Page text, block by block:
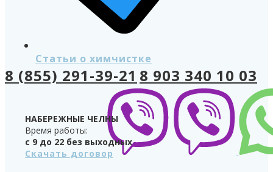
Статьи о химчистке
8 (855) 291-39-21 8 903 340 10 03
НАБЕРЕЖНЫЕ ЧЕЛНЫ
Время работы:
с 9 до 22 без выходных
Скачать договор